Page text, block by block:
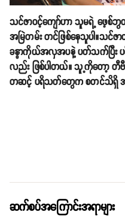
သင်ဇာဝင့်ကျော်ဟာ သူမရဲ့ ဖေ့စ်
အမြဲတမ်း တင်ဖြစ်နေသူပါ။သင်ဇ
ခန္ဓာကိုယ်အလှအပနဲ့ ပတ်သက်ပြီး ပ
လည်း ဖြစ်ပါတယ်။ သူ့ကိုတော့ တီဗီ
တဆင့် ပရိသတ်တွေက စတင်သိရှိ အာ
ဆက်စပ်အကြောင်းအရာများ